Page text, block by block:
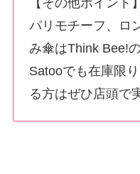
パリモチーフ、ロ
み傘はThink Bee!
Satooでも在庫限
る方はぜひ店頭で